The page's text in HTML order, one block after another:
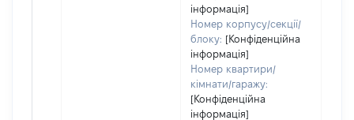
інформація]
Номер корпусу/секції/
блоку: [Конфіденційна
інформація]
Номер квартири/
кімнати/гаражу:
[Конфіденційна
інформація]